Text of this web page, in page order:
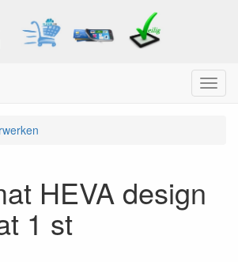
Menu
HEVA design
1 st